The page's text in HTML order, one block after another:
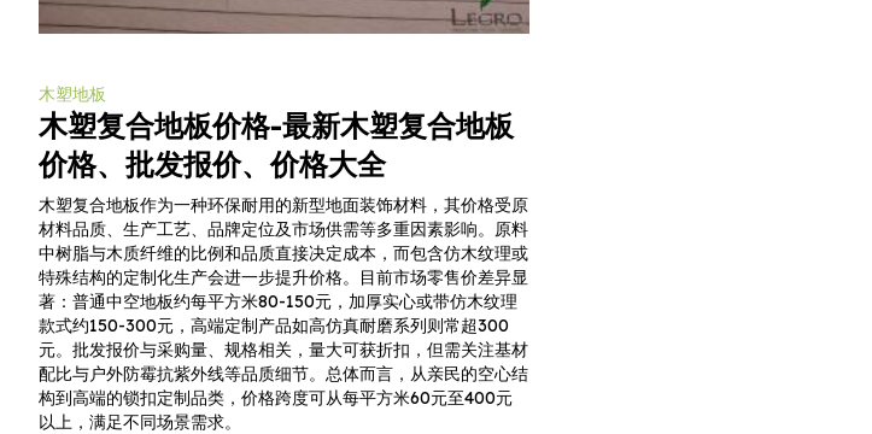
木塑地板
木塑复合地板价格-最新木塑复合地板
价格、批发报价、价格大全
木塑复合地板作为一种环保耐用的新型地面装饰材料，其价格受原
材料品质、生产工艺、品牌定位及市场供需等多重因素影响。原料
中树脂与木质纤维的比例和品质直接决定成本，而包含仿木纹理或
特殊结构的定制化生产会进一步提升价格。目前市场零售价差异显
著：普通中空地板约每平方米80-150元，加厚实心或带仿木纹理
款式约150-300元，高端定制产品如高仿真耐磨系列则常超300
元。批发报价与采购量、规格相关，量大可获折扣，但需关注基材
配比与户外防霉抗紫外线等品质细节。总体而言，从亲民的空心结
构到高端的锁扣定制品类，价格跨度可从每平方米60元至400元
以上，满足不同场景需求。